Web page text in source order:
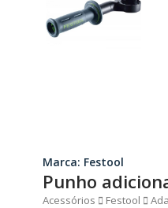
Marca: Festool
Punho
Acessórios Festool